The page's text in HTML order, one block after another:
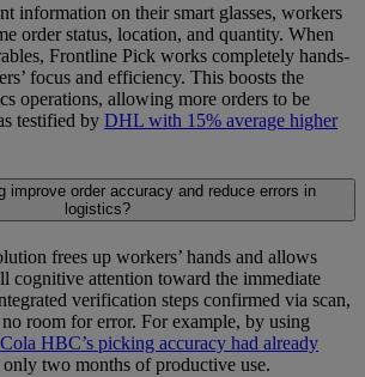
information on their smart glasses, workers
order status, location, and quantity. When
Frontline Pick works completely hands-
focus and efficiency. This boosts the
operations, allowing more orders to be
testified by DHL with 15% average higher
improve order accuracy and reduce errors in
logistics?
frees up workers’ hands and allows
cognitive attention toward the immediate
verification steps confirmed via scan,
room for error. For example, by using
HBC’s picking accuracy had already
only two months of productive use.